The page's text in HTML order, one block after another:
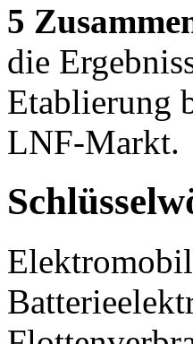
5
die
Etablierung
LNF-Markt.